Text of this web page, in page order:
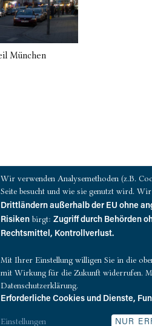
München
Wir verwenden Analysemethoden (z.B.
Seite besucht und wie sie genutzt wird.
Drittländern außerhalb der EU ohne
Risiken birgt: Zugriff durch Behörden
Rechtsmittel, Kontrollverlust.
Mit Ihrer Einstellung willigen Sie in die
mit Wirkung für die Zukunft widerrufen.
Datenschutzerklärung.
Erforderliche Cookies und Dienste,
Einstellungen NUR